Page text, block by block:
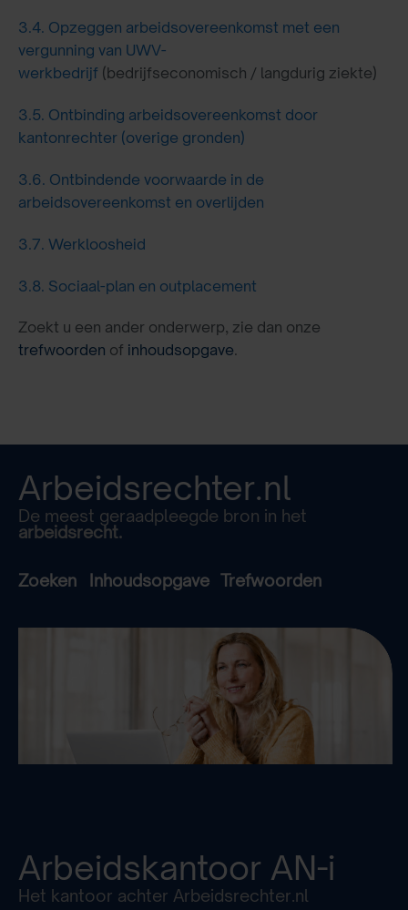
3.4. Opzeggen arbeidsovereenkomst met een
vergunning van UWV-
werkbedrijf (bedrijfseconomisch / langdurig ziekte)
3.5. Ontbinding arbeidsovereenkomst door
kantonrechter (overige gronden)
3.6. Ontbindende voorwaarde in de
arbeidsovereenkomst en overlijden
3.7. Werkloosheid
3.8. Sociaal-plan en outplacement
Zoekt u een ander onderwerp, zie dan onze
trefwoorden of inhoudsopgave.
Arbeidsrechter.nl
De meest geraadpleegde bron in het
arbeidsrecht.
Zoeken Inhoudsopgave Trefwoorden
Arbeidskantoor AN-i
Het kantoor achter Arbeidsrechter.nl